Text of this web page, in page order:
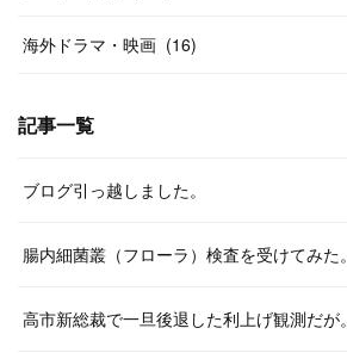
海外ドラマ・映画 (16)
記事一覧
ブログ引っ越しました。
腸内細菌叢（フローラ）検査を受けてみた。
高市新総裁で一旦後退した利上げ観測だが。